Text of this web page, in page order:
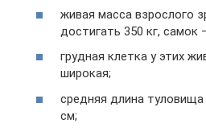
живая масса взрослого
достигать 350 кг, самок
грудная клетка у этих
широкая;
средняя длина
см;